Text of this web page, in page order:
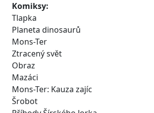
Komiksy:
Tlapka
Planeta dinosaurů
Mons-Ter
Ztracený svět
Obraz
Mazáci
Mons-Ter: Kauza zajíc
Šrobot